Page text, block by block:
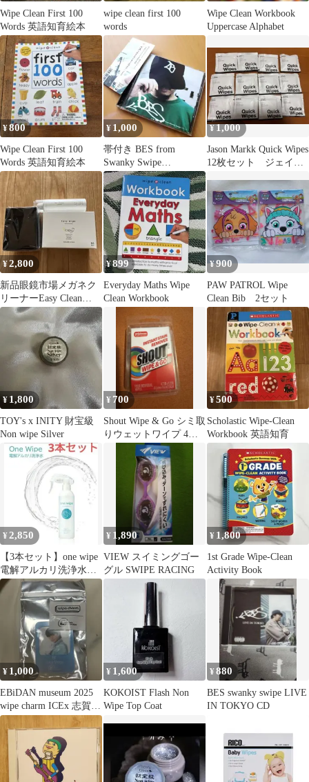
Wipe Clean First 100
Words 英語知育絵本
wipe clean first 100
words
Wipe Clean Workbook
Uppercase Alphabet
¥800
Wipe Clean First 100
Words 英語知育絵本
¥ 1,000
帯付き BES from
Swanky Swipe
REBUILD
¥1,000
Jason Markk Quick Wipes
12枚セット ジェイソ
¥2,800
新品眼鏡市場メガネク
リーナーEasy Clean
&Easy Wipe スタンド
¥899
Everyday Maths Wipe
Clean Workbook
¥900
PAW PATROL Wipe
Clean Bib 2セット
¥ 1,800
TOY's x INITY 財宝級
Non wipe Silver
¥ 700
Shout Wipe & Go シミ取
りウェットワイプ 4枚
入り✖️2個
¥500
Scholastic Wipe-Clean
Workbook 英語知育
¥ 2,850
【3本セット】one wipe
電解アルカリ洗浄水
300mL
¥ 1,890
VIEW スイミングゴー
グル SWIPE RACING
¥ 1,800
1st Grade Wipe-Clean
Activity Book
¥ 1,000
EBiDAN museum 2025
wipe charm ICEx 志賀李
玖
¥ 1,600
KOKOIST Flash Non
Wipe Top Coat
¥880
BES swanky swipe LIVE
IN TOKYO CD